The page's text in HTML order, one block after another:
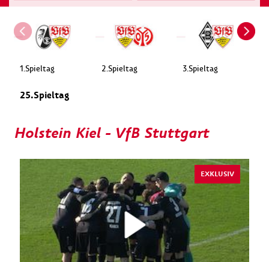
DFB-Pokal
Supercup
1.Spieltag
2.Spieltag 3.Spieltag
25.Spieltag
Holstein Kiel - VfB Stuttgart
EXKLUSIV